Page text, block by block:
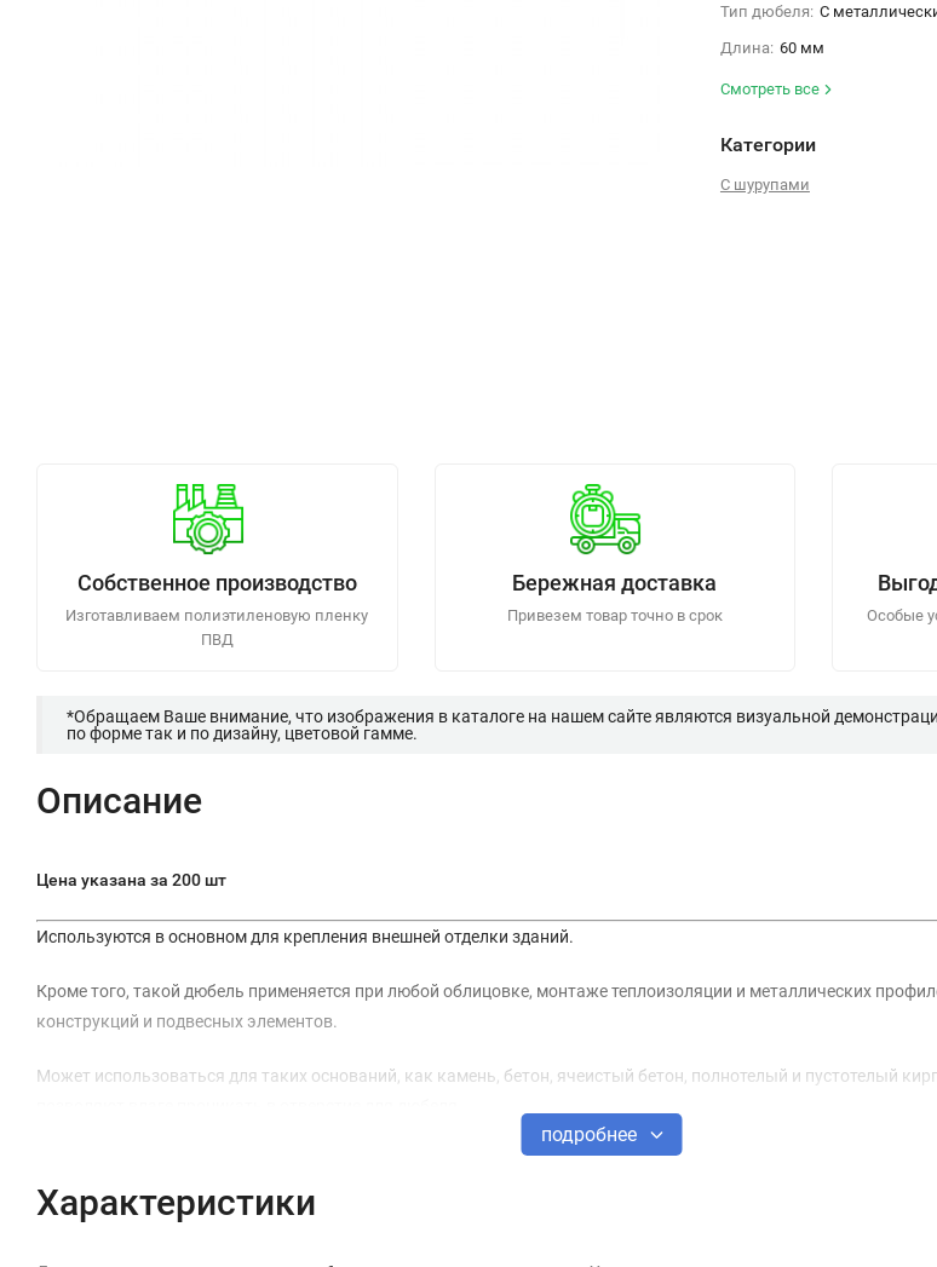
Тип дюбеля: С
Длина: 60 мм
Смотреть все
Категории
С шурупами
Собственное производство
Изготавливаем полиэтиленовую пленку
ПВД
Бережная доставка
Привезем товар точно в срок Особые
*Обращаем Ваше внимание, что изображения в каталоге на нашем сайте являются визуальной
по форме так и по дизайну, цветовой гамме.
Описание
Цена указана за 200 шт
Используются в основном для крепления внешней отделки зданий.
Кроме того, такой дюбель применяется при любой облицовке, монтаже теплоизоляции и металлических
конструкций и подвесных элементов.
Может использоваться для таких оснований, как камень, бетон, ячеистый бетон, полнотелый и пустотелый
Широкая головка отлично подходит для тех видов работ, при которых необходима фиксация материала с
Технические характеристики
подробнее
Характеристики